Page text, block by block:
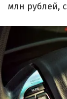
млн рублей,